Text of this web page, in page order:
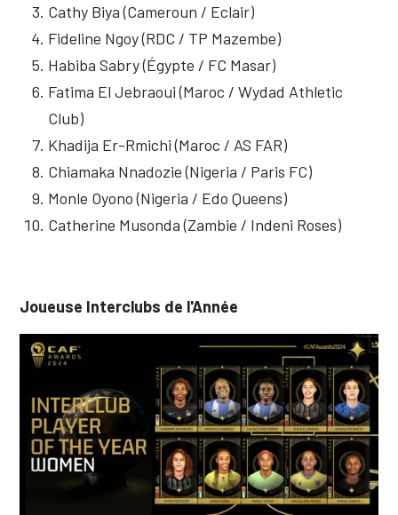
Cathy Biya (Cameroun / Eclair)
Fideline Ngoy (RDC / TP Mazembe)
Habiba Sabry (Égypte / FC Masar)
Fatima El Jebraoui (Maroc / Wydad Athletic
Club)
Khadija Er-Rmichi (Maroc / AS FAR)
Chiamaka Nnadozie (Nigeria / Paris FC)
Monle Oyono (Nigeria / Edo Queens)
Catherine Musonda (Zambie / Indeni Roses)
Joueuse Interclubs de l'Année